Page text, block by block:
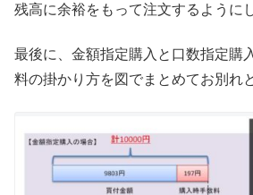
残高に余裕をもって注文するように
最後に、金額指定購入と口数指定購
料の掛かり方を図でまとめてお別れ